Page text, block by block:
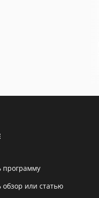
программу
обзор или статью